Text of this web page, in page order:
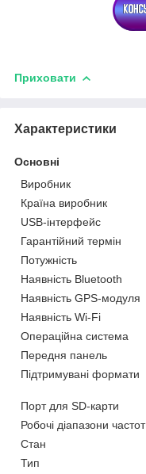
Приховати
Характеристики
Основні
Виробник
Країна виробник
USB-інтерфейс
Гарантійний термін
Потужність
Наявність Bluetooth
Наявність GPS-модуля
Наявність Wi-Fi
Операційна система
Передня панель
Підтримувані формати
Порт для SD-карти
Робочі діапазони частот
Стан
Тип